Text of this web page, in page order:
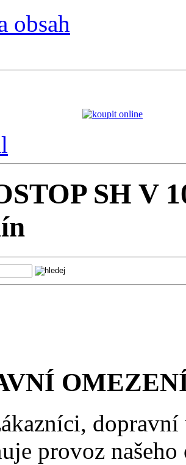
obsah
SH V
provoz našeho